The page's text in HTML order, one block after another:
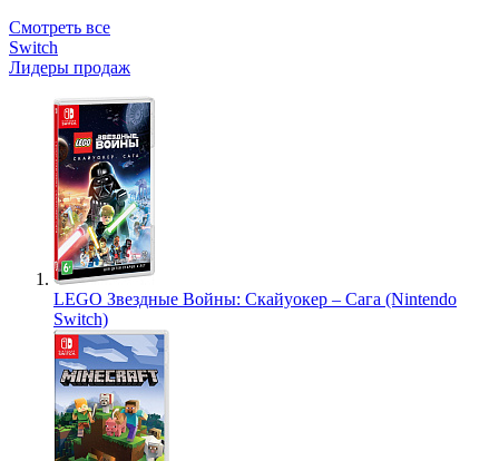
Смотреть все
Switch
Лидеры продаж
LEGO Звездные Войны: Скайуокер – Сага (Nintendo
Switch)